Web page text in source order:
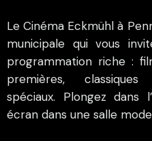
Le Cinéma Eckmühl à
municipale qui vous
programmation riche :
premières,
spéciaux. Plongez dans
écran dans une salle